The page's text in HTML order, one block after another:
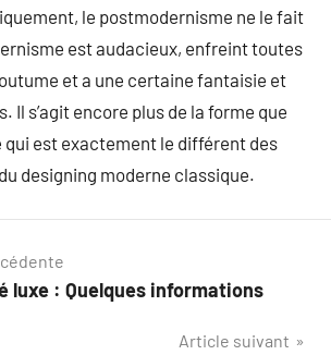
le postmodernisme ne le fait
est audacieux, enfreint toutes
et a une certaine fantaisie et
Il s’agit encore plus de la forme que
qui est exactement le différent des
designing moderne classique.
luxe : Quelques informations
Article suivant